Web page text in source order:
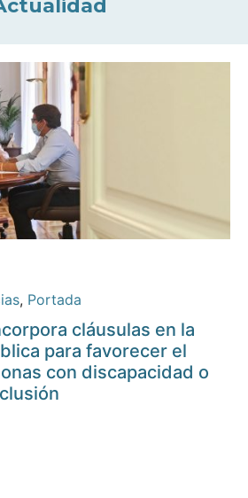
, Portada
cláusulas en la
para favorecer el
con discapacidad o